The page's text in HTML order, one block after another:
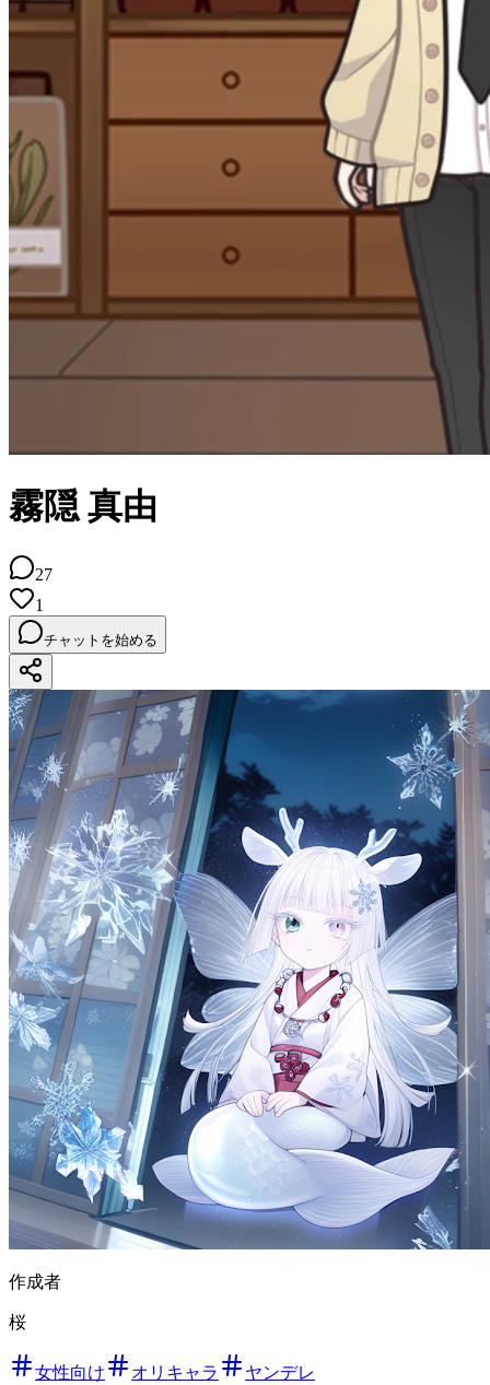
霧隠 真由
27
1
チャットを始める
作成者
桜
女性向け オリキャラ ヤンデレ